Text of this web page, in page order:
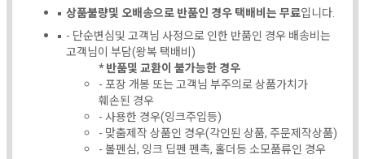
상품불량및 오배송으로 반품인 경우 택배비는 무료입니다.
- 단순변심및 고객님 사정으로 인한 반품인 경우 배송비는
고객님이 부담(왕복 택배비)
* 반품및 교환이 불가능한 경우
- 포장 개봉 또는 고객님 부주의로 상품가치가
훼손된 경우
- 사용한 경우(잉크주입등)
- 맞춤제작 상품인 경우(각인된 상품, 주문제작상품)
- 볼펜심, 잉크 딥펜 펜촉, 홀더등 소모품류인 경우